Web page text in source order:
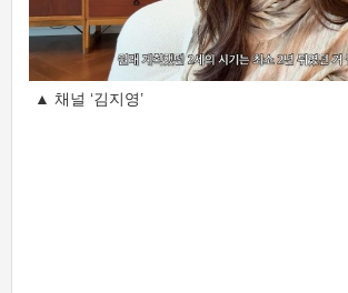
▲ 채널 ‘김지영’